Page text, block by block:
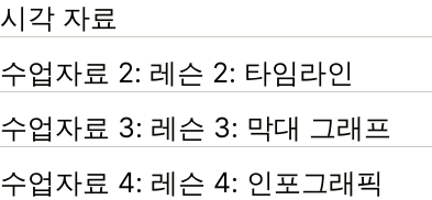
시각 자료
수업자료 2: 레슨 2: 타임라인
수업자료 3: 레슨 3: 막대 그래프
수업자료 4: 레슨 4: 인포그래픽